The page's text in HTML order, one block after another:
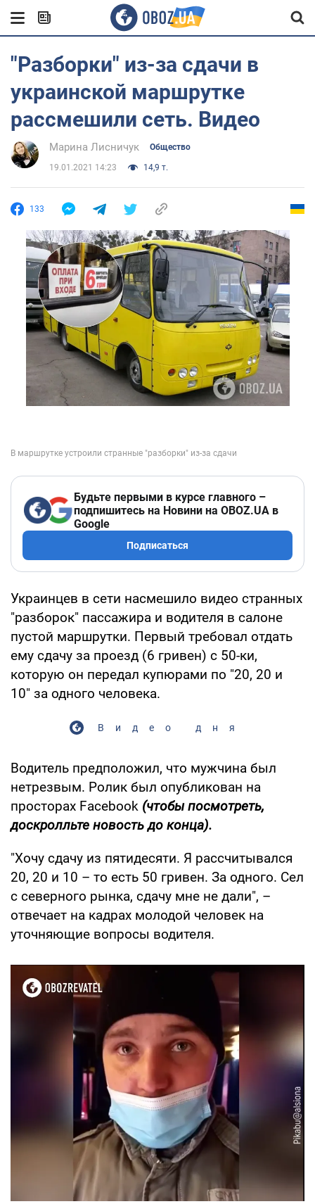
"Разборки" из-за сдачи в
украинской маршрутке
рассмешили сеть. Видео
Марина Лисничук Общество
19.01.2021 14:23 14,9 т.
133
Будьте первыми в курсе главного –
подпишитесь на Новини на OBOZ.UA в
Google
Подписаться
Украинцев в сети насмешило видео странных
"разборок" пассажира и водителя в салоне
пустой маршрутки. Первый требовал отдать
ему сдачу за проезд (6 гривен) с 50-ки,
которую он передал купюрами по "20, 20 и
10" за одного человека.
Видео дня
Водитель предположил, что мужчина был
нетрезвым. Ролик был опубликован на
просторах Facebook (чтобы посмотреть,
доскролльте новость до конца).
"Хочу сдачу из пятидесяти. Я рассчитывался
20, 20 и 10 – то есть 50 гривен. За одного. Сел
с северного рынка, сдачу мне не дали", –
отвечает на кадрах молодой человек на
уточняющие вопросы водителя.